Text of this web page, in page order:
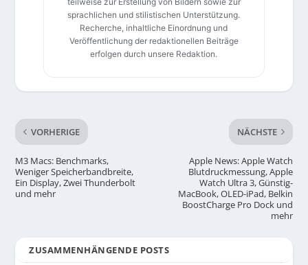
sprachlichen und stilistischen Unterstützung.
Recherche, inhaltliche Einordnung und
Veröffentlichung der redaktionellen Beiträge
erfolgen durch unsere Redaktion.
VORHERIGE
M3 Macs: Benchmarks,
Weniger Speicherbandbreite,
Ein Display, Zwei Thunderbolt
und mehr
NÄCHSTE
Apple News: Apple Watch
Blutdruckmessung, Apple
Watch Ultra 3, Günstig-
MacBook, OLED-iPad, Belkin
BoostCharge Pro Dock und
mehr
ZUSAMMENHÄNGENDE POSTS